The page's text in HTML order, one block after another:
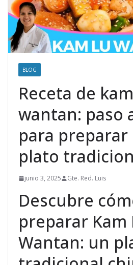
BLOG
Receta de
wantan: paso
para preparar
plato
junio 3, 2025 Gte. Red. Luis
Descubre
preparar Kam
Wantan: un